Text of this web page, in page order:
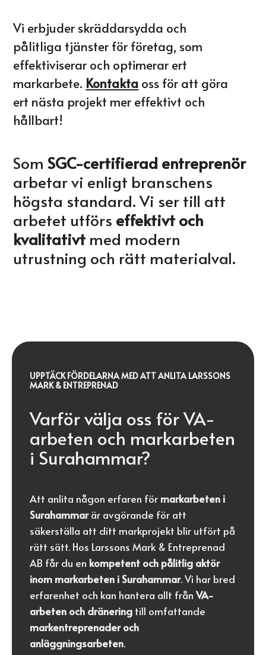
Vi erbjuder skräddarsydda och
pålitliga tjänster för företag, som
effektiviserar och optimerar ert
markarbete. Kontakta oss för att göra
ert nästa projekt mer effektivt och
hållbart!
SomSGC-certifierad entreprenör
arbetar vi enligt branschens
högsta standard. Vi ser till att
arbetet utförs effektivt och
kvalitativt med modern
utrustning och rätt materialval.
UPPTÄCK FÖRDELARNA MED ATT ANLITA LARSSONS
MARK & ENTREPRENAD
Varför välja oss för VA-
arbeten och markarbeten
i Surahammar?
Att anlita någon erfaren för markarbeten i
Surahammarär avgörande för att
säkerställa att ditt markprojekt blir utfört på
rätt sätt. Hos Larssons Mark & Entreprenad
AB får du en kompetent och pålitlig aktör
inom markarbeten i Surahammar. Vi har bred
erfarenhet och kan hantera allt frånVA-
arbeten och dränering till omfattande
markentreprenader och
anläggningsarbeten.